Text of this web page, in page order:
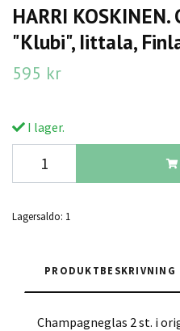
HARRI
"Klubi", Iittala,
595 kr
I lager.
Lagersaldo: 1
PRODUKTBESKRIVNING
Champagneglas 2 st. i